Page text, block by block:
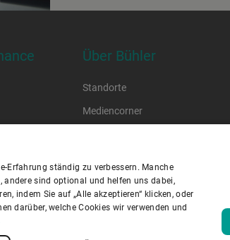
Über Bühler
Standorte
Mediencorner
Haftungsausschluss
Impressum
Erfahrung ständig zu verbessern. Manche
sind optional und helfen uns dabei,
indem Sie auf „Alle akzeptieren“ klicken, oder
darüber, welche Cookies wir verwenden und